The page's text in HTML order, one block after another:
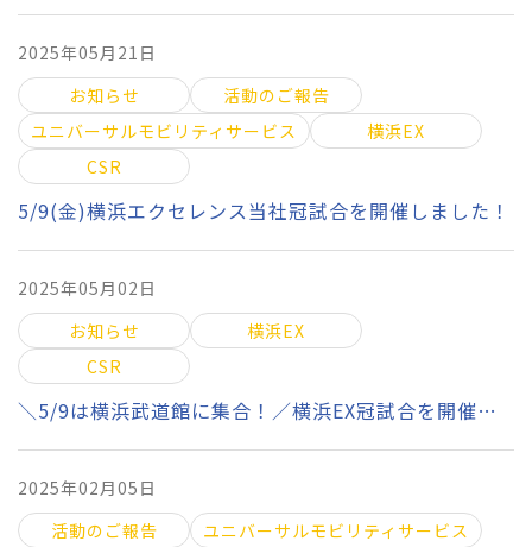
2025年05月21日
お知らせ
活動のご報告
ユニバーサルモビリティサービス
横浜EX
CSR
5/9(金)横浜エクセレンス当社冠試合を開催しました！
2025年05月02日
お知らせ
横浜EX
CSR
＼5/9は横浜武道館に集合！／横浜EX冠試合を開催します！
2025年02月05日
活動のご報告
ユニバーサルモビリティサービス